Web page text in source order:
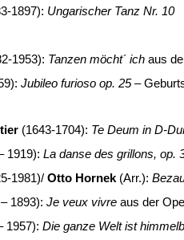
1897): Ungarischer Tanz Nr. 10
1953): Tanzen möcht´ ich aus
Jubileo furioso op. 25–
(1643-1704): Te Deum in D-
1919): La danse des grillons, op.
1981)/ Otto Hornek (Arr.):
1893): Je veux vivre aus der
1957): Die ganze Welt ist